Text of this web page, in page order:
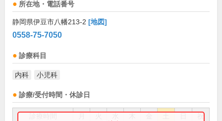
所在地・電話番号
静岡県伊豆市八幡213-2 [地図]
0558-75-7050
診療科目
内科 小児科
診療/受付時間・休診日
祝